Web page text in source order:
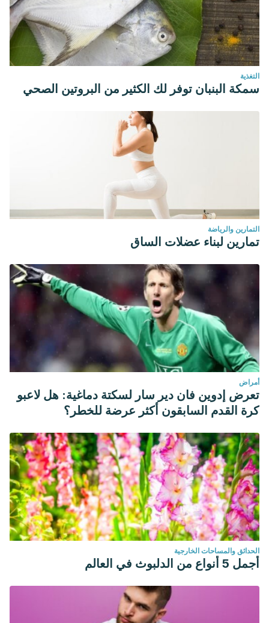
التغذية
سمكة البنبان توفر لك الكثير من البروتين الصحي
التمارين والرياضة
تمارين لبناء عضلات الساق
أمراض
تعرض إدوين فان دير سار لسكتة دماغية: هل لاعبو
كرة القدم السابقون أكثر عرضة للخطر؟
الحدائق والمساحات الخارجية
أجمل 5 أنواع من الدلبوث في العالم